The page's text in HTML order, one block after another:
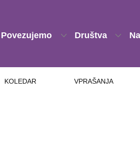
Povezujemo Društva
KOLEDAR VPRAŠANJA